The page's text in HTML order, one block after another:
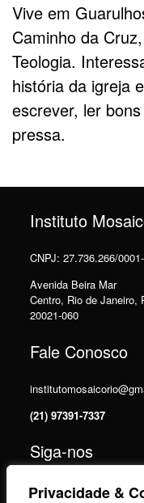
Privacidade &
Vive em
Caminho da
Teologia.
história da igreja
escrever, ler
pressa.
Instituto
CNPJ: 27.736.266/
Avenida Beira Mar
Centro, Rio de Janeiro,
20021-060
Fale Conosco
(21) 97391-7337
Siga-nos